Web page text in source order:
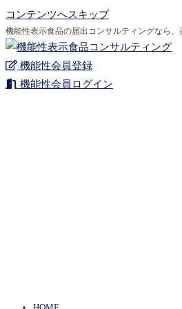
コンテンツへスキップ
機能性表示食品の届出コンサルティングなら、
機能性会員登録
機能性会員ログイン